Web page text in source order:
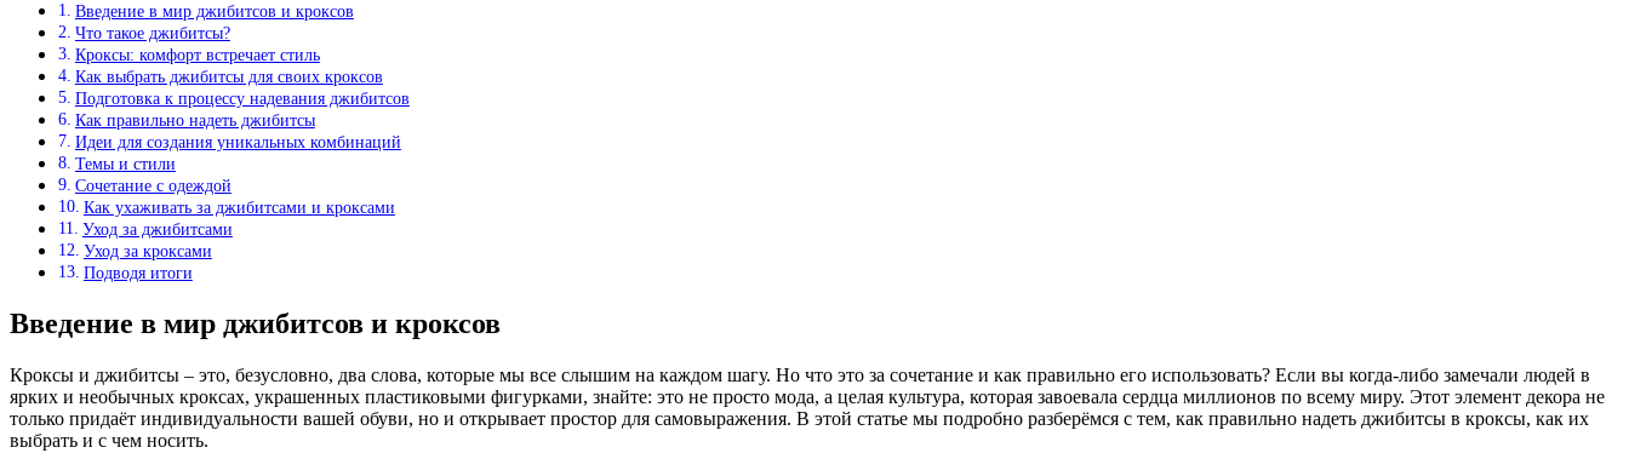
Введение в мир джибитсов и кроксов
Что такое джибитсы?
Кроксы: комфорт встречает стиль
Как выбрать джибитсы для своих кроксов
Подготовка к процессу надевания джибитсов
Как правильно надеть джибитсы
Идеи для создания уникальных комбинаций
Темы и стили
Сочетание с одеждой
Как ухаживать за джибитсами и кроксами
Уход за джибитсами
Уход за кроксами
Подводя итоги
Введение в мир джибитсов и кроксов
Кроксы и джибитсы – это, безусловно, два слова, которые мы все слышим на каждом шагу. Но что это за сочетание и как правильно его использовать? Если вы когда-либо замечали людей в
ярких и необычных кроксах, украшенных пластиковыми фигурками, знайте: это не просто мода, а целая культура, которая завоевала сердца миллионов по всему миру. Этот элемент декора не
только придаёт индивидуальности вашей обуви, но и открывает простор для самовыражения. В этой статье мы подробно разберёмся с тем, как правильно надеть джибитсы в кроксы, как их
выбрать и с чем носить.